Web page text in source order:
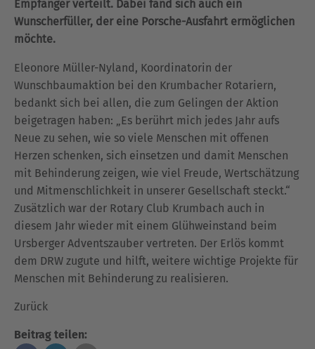
Empfänger verteilt. Dabei fand sich auch ein
Wunscherfüller, der eine Porsche-Ausfahrt ermöglichen
möchte.
Eleonore Müller-Nyland, Koordinatorin der
Wunschbaumaktion bei den Krumbacher Rotariern,
bedankt sich bei allen, die zum Gelingen der Aktion
beigetragen haben: „Es berührt mich jedes Jahr aufs
Neue zu sehen, wie so viele Menschen mit offenen
Herzen schenken, sich einsetzen und damit Menschen
mit Behinderung zeigen, wie viel Freude, Wertschätzung
und Mitmenschlichkeit in unserer Gesellschaft steckt.“
Zusätzlich war der Rotary Club Krumbach auch in
diesem Jahr wieder mit einem Glühweinstand beim
Ursberger Adventszauber vertreten. Der Erlös kommt
dem DRW zugute und hilft, weitere wichtige Projekte für
Menschen mit Behinderung zu realisieren.
Zurück
Beitrag teilen: